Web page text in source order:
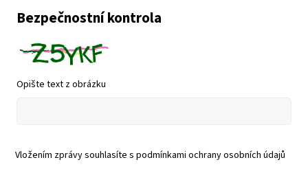
Bezpečnostní kontrola
Opište text z obrázku
Vložením zprávy souhlasíte s podmínkami ochrany osobních údajů